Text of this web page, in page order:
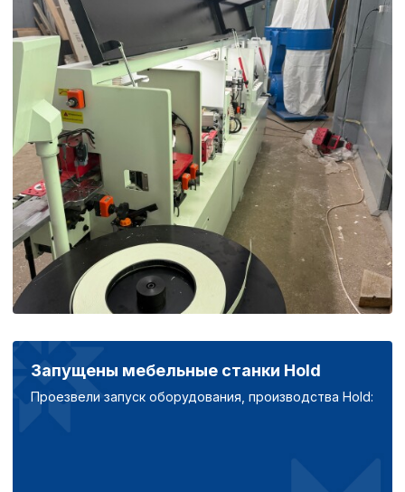
Запущены мебельные станки Hold
Проезвели запуск оборудования, производства Hold: